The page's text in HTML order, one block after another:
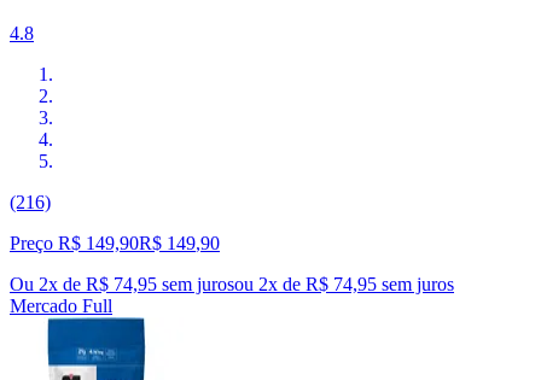
4.8
(216)
Preço R$ 149,90R$ 149,90
Ou 2x de R$ 74,95 sem jurosou 2x de R$ 74,95 sem juros
Mercado Full